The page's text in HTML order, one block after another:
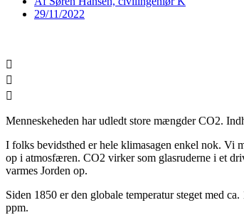
29/11/2022
Menneskeheden har udledt store mængder CO2.
I folks bevidsthed er hele klimasagen enkel nok. Vi
op i atmosfæren. CO2 virker som glasruderne i et
varmes Jorden op.
Siden 1850 er den globale temperatur steget med
ppm.